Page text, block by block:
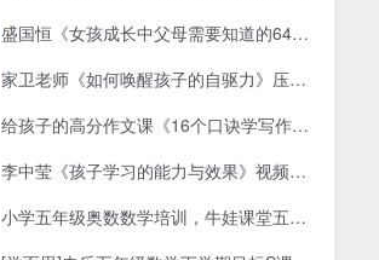
盛国恒《女孩成长中父母需要知道的64个问题》
家卫老师《如何唤醒孩子的自驱力》压力/动力/惯性/唤醒系统
给孩子的高分作文课《16个口诀学写作》开头结尾模式总结写作技巧
李中莹《孩子学习的能力与效果》视频讲座
小学五年级奥数数学培训，牛娃课堂五年级数学教学课程视频课【完结】（五年级数学思维培养课程）